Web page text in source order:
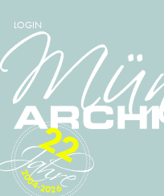
LOGIN
2004-2026
22